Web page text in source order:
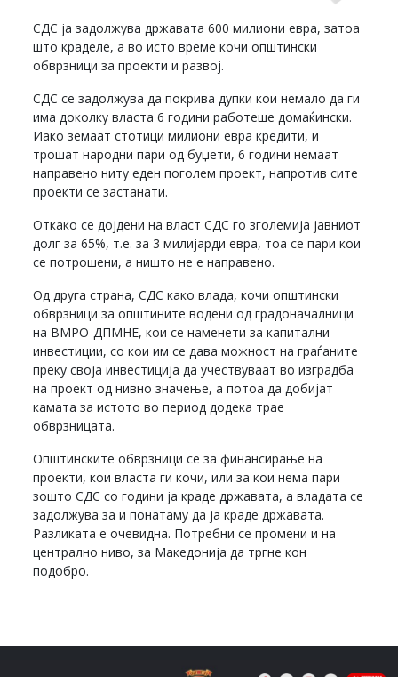
СДС ја задолжува државата 600 милиони евра, затоа
што краделе, а во исто време кочи општински
обврзници за проекти и развој.
СДС се задолжува да покрива дупки кои немало да ги
има доколку власта 6 години работеше домаќински.
Иако земаат стотици милиони евра кредити, и
трошат народни пари од буџети, 6 години немаат
направено ниту еден поголем проект, напротив сите
проекти се застанати.
Откако се дојдени на власт СДС го зголемија јавниот
долг за 65%, т.е. за 3 милијарди евра, тоа се пари кои
се потрошени, а ништо не е направено.
Од друга страна, СДС како влада, кочи општински
обврзници за општините водени од градоначалници
на ВМРО-ДПМНЕ, кои се наменети за капитални
инвестиции, со кои им се дава можност на граѓаните
преку своја инвестиција да учествуваат во изградба
на проект од нивно значење, а потоа да добијат
камата за истото во период додека трае
обврзницата.
Општинските обврзници се за финансирање на
проекти, кои власта ги кочи, или за кои нема пари
зошто СДС со години ја краде државата, а владата се
задолжува за и понатаму да ја краде државата.
Разликата е очевидна. Потребни се промени и на
централно ниво, за Македонија да тргне кон
подобро.